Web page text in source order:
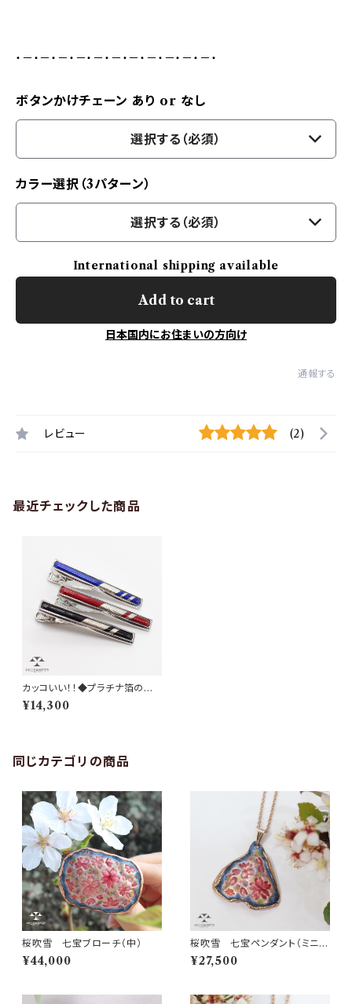
・－・－・－・－・－・－・－・－・－・－・－・
ボタンかけチェーン あり or なし
選択する（必須）
カラー選択（3パターン）
選択する（必須）
International shipping available
Add to cart
日本国内にお住まいの方向け
通報する
レビュー (2)
最近チェックした商品
カッコいい！！◆プラチナ箔のネ
クタイピン
¥14,300
同じカテゴリの商品
桜吹雪 七宝ブローチ（中）
¥44,000
桜吹雪 七宝ペンダント（ミニ三
角）
¥27,500